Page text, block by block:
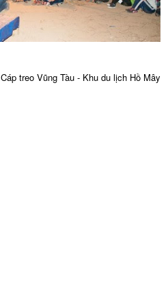
Cáp treo Vũng Tàu - Khu du lịch Hồ Mây